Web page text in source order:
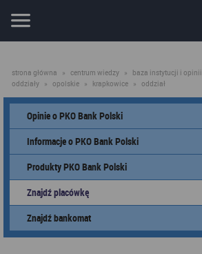
strona główna » centrum wiedzy » baza instytucji i opinii
oddziały » opolskie » krapkowice » oddział
Opinie o PKO Bank Polski
Informacje o PKO Bank Polski
Produkty PKO Bank Polski
Znajdź placówkę
Znajdź bankomat